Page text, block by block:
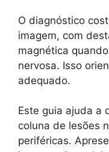
O diagnóstico
imagem, com
magnética
nervosa. Isso
adequado.
Este guia ajuda a
coluna de lesões
periféricas.